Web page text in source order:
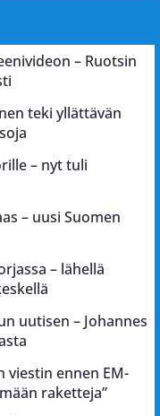
– Ruotsin
teki yllättävän
– nyt tuli
– uusi Suomen
– lähellä
uutisen – Johannes
viestin ennen EM-
raketteja”